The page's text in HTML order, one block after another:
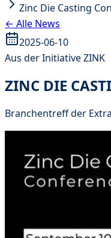
Zinc Die Casting
← Alle News
2025-06-10
Aus der Initiative ZINK
ZINC DIE
Branchentreff der